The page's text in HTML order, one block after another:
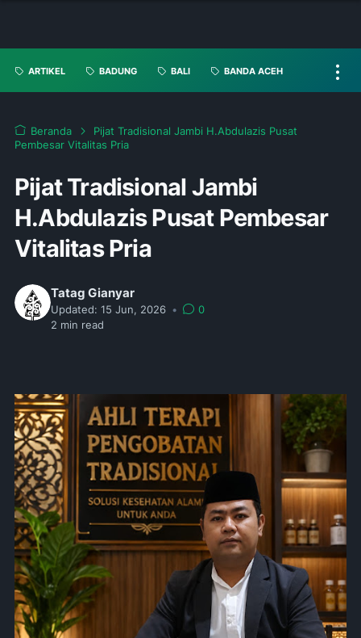
ARTIKEL BADUNG BALI BANDA ACEH
Beranda
Pijat Tradisional Jambi H.Abdulazis Pusat
Pembesar Vitalitas Pria
Pijat Tradisional Jambi
H.Abdulazis Pusat Pembesar
Vitalitas Pria
Tatag Gianyar
Updated: 15 Jun, 2026 •
0
2 min read